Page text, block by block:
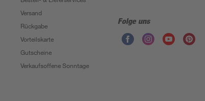
Versand
Rückgabe
Vorteilskarte
Gutscheine
Verkaufsoffene Sonntage
Folge uns